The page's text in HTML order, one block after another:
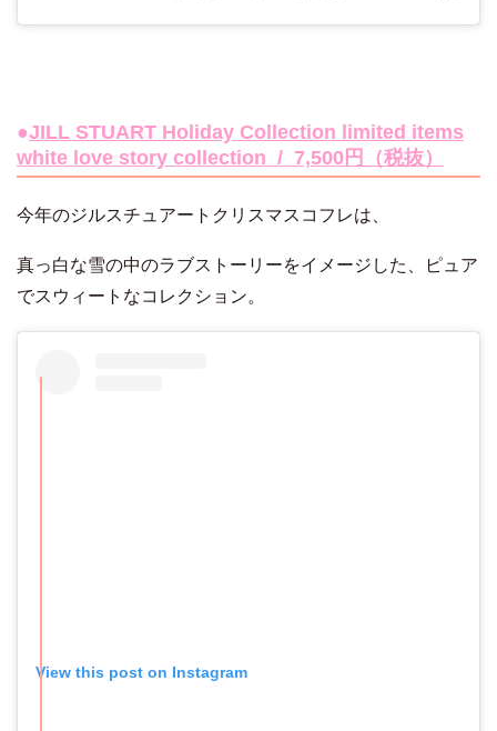
●JILL STUART Holiday Collection limited items
white love story collection / 7,500円（税抜）
今年のジルスチュアートクリスマスコフレは、
真っ白な雪の中のラブストーリーをイメージした、ピュア
でスウィートなコレクション。
View this post on Instagram